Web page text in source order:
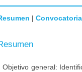
| Convocatoria
Objetivo general: